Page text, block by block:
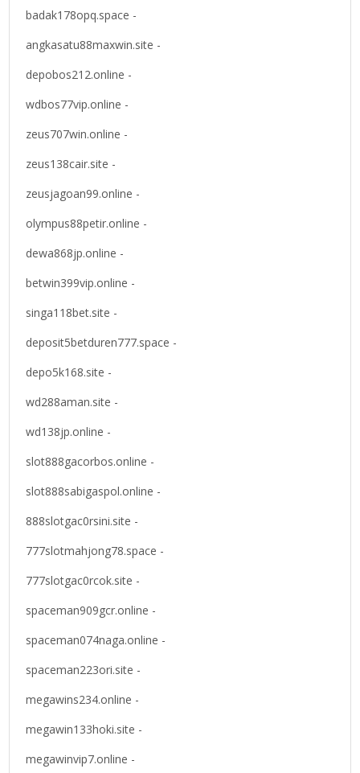
badak178opq.space -
angkasatu88maxwin.site -
depobos212.online -
wdbos77vip.online -
zeus707win.online -
zeus138cair.site -
zeusjagoan99.online -
olympus88petir.online -
dewa868jp.online -
betwin399vip.online -
singa118bet.site -
deposit5betduren777.space -
depo5k168.site -
wd288aman.site -
wd138jp.online -
slot888gacorbos.online -
slot888sabigaspol.online -
888slotgac0rsini.site -
777slotmahjong78.space -
777slotgac0rcok.site -
spaceman909gcr.online -
spaceman074naga.online -
spaceman223ori.site -
megawins234.online -
megawin133hoki.site -
megawinvip7.online -